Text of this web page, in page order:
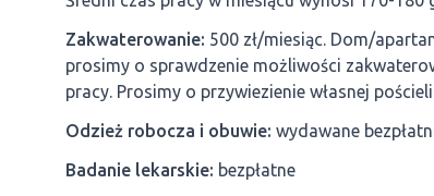
Zakwaterowanie: 500 zł/miesiąc. Dom/
prosimy o sprawdzenie możliwości
pracy. Prosimy o przywiezienie własnej
Odzież robocza i obuwie: wydawane
Badanie lekarskie: bezpłatne